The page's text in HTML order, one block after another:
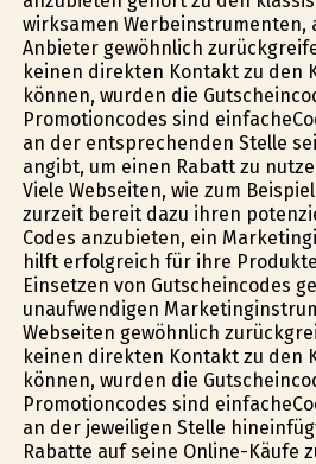
wirksamen Werbeinstrumenten,
Anbieter gewöhnlich
keinen direkten Kontakt zu den
können, wurden die
Promotioncodes sind
an der entsprechenden Stelle
angibt, um einen Rabatt zu
Viele Webseiten, wie zum
zurzeit bereit dazu ihren
Codes anzubieten, ein
hilft erfolgreich für ihre
Einsetzen von Gutscheincodes
unaufwendigen
Webseiten gewöhnlich
keinen direkten Kontakt zu den
können, wurden die
Promotioncodes sind
an der jeweiligen Stelle
Rabatte auf seine Online-Käufe